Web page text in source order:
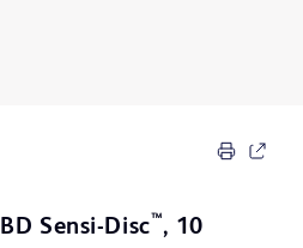
Sensi-Disc™, 10